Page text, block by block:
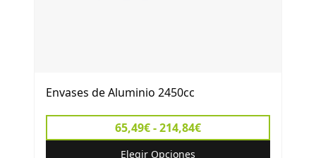
Envases de Aluminio 2450cc
65,49€ - 214,84€
Elegir Opciones